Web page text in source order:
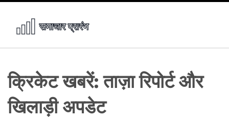
क्रिकेट खबरें: ताज़ा रिपोर्ट और
खिलाड़ी अपडेट